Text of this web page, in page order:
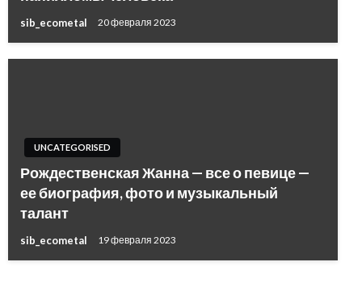
sib_ecometal 20 февраля 2023
UNCATEGORISED
Рождественская Жанна — все о певице —
ее биография, фото и музыкальный
талант
sib_ecometal 19 февраля 2023